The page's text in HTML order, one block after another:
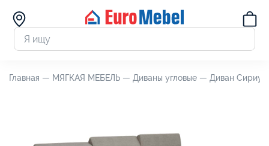
Главная — МЯГКАЯ МЕБЕЛЬ — Диваны угловые — Диван